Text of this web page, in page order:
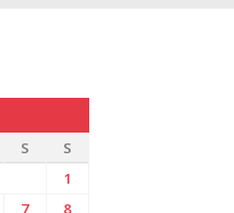
S
S
1
7
8